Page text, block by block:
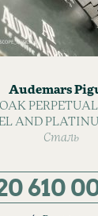
Audemars
AND
Сталь
610